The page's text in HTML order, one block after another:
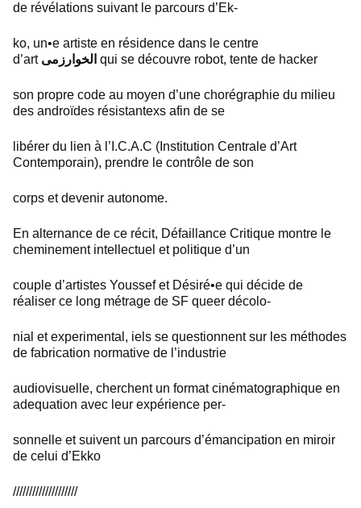
de révélations suivant le parcours d’Ek-
ko, un•e artiste en résidence dans le centre
d’art الخوارزمی qui se découvre robot, tente de hacker
son propre code au moyen d’une chorégraphie du milieu
des androïdes résistantexs afin de se
libérer du lien à l’I.C.A.C (Institution Centrale d’Art
Contemporain), prendre le contrôle de son
corps et devenir autonome.
En alternance de ce récit, Défaillance Critique montre le
cheminement intellectuel et politique d’un
couple d’artistes Youssef et Désiré•e qui décide de
réaliser ce long métrage de SF queer décolo-
nial et experimental, iels se questionnent sur les méthodes
de fabrication normative de l’industrie
audiovisuelle, cherchent un format cinématographique en
adequation avec leur expérience per-
sonnelle et suivent un parcours d’émancipation en miroir
de celui d’Ekko
////////////////////